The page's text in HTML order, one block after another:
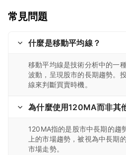
常見問題
什麼是移動平均線？
移動平均線是技術分析中的一
波動，呈現股市的長期趨勢。
線來判斷買賣時機。
為什麼使用120MA而非其
120MA指的是股市中長期的趨
上的市場趨勢，被視為中長期
市場走勢。